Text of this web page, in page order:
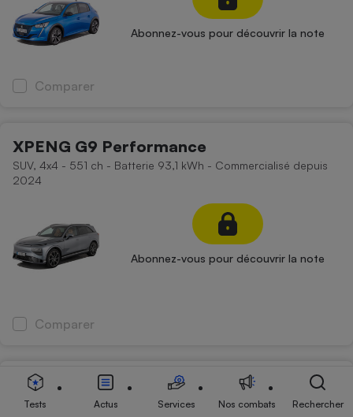
Abonnez-vous pour découvrir la note
Comparer
XPENG G9 Performance
SUV, 4x4 - 551 ch - Batterie 93,1 kWh - Commercialisé depuis
2024
Abonnez-vous pour découvrir la note
Comparer
Hyundai Kona Electrique 65 kWh 217 ch
SUV, 4x4 - 218 ch - Batterie 65,4 kWh - Commercialisé depuis
Tests Actus Services Nos combats Rechercher